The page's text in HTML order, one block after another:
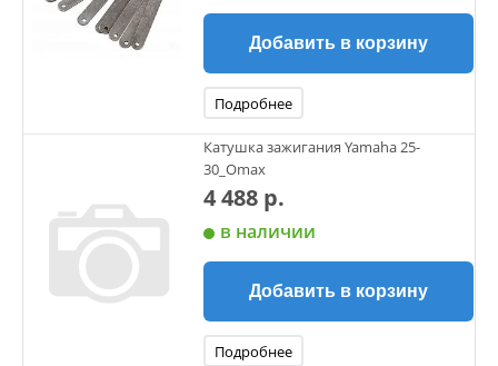
Добавить в корзину
Подробнее
Катушка зажигания Yamaha 25-
30_Omax
4 488 р.
в наличии
Добавить в корзину
Подробнее